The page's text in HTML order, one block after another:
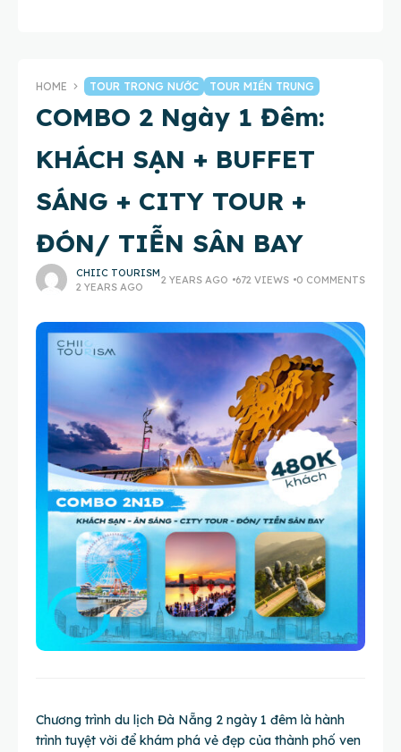
HOME TOUR TRONG NƯỚC TOUR MIỀN TRUNG
COMBO 2 Ngày 1 Đêm:
KHÁCH SẠN + BUFFET
SÁNG + CITY TOUR +
ĐÓN/ TIỄN SÂN BAY
CHIIC TOURISM
2 YEARS AGO
2 YEARS AGO 672 VIEWS 0 COMMENTS
Chương trình du lịch Đà Nẵng 2 ngày 1 đêm là hành
trình tuyệt vời để khám phá vẻ đẹp của thành phố ven